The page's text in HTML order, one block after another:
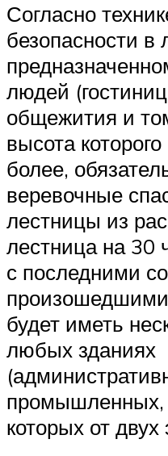
Согласно
безопасности
людей
общежития и
высота
более,
веревочные
лестницы из
лестница на 30
с последними
произошедшими
будет иметь
любых зданиях
промышленных,
которых от